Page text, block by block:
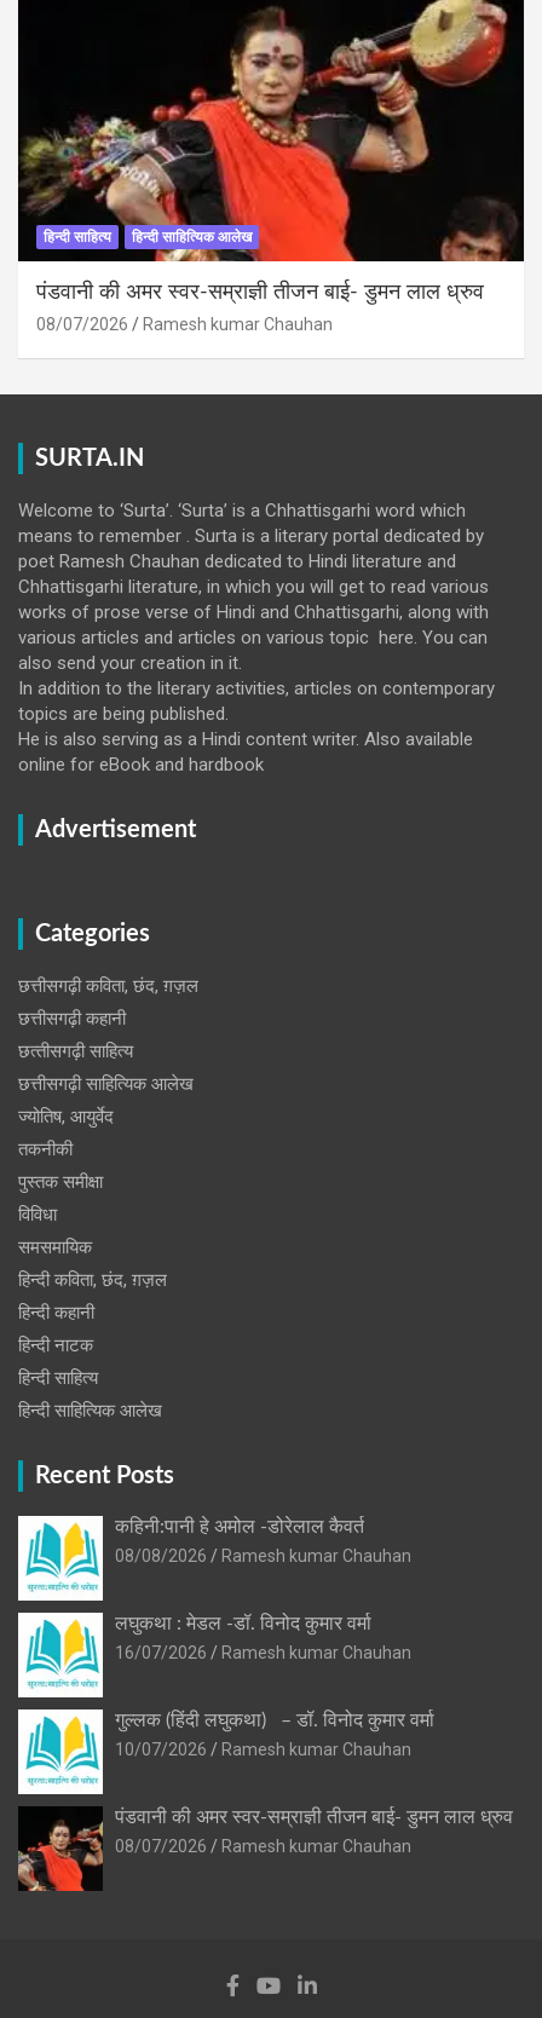
हिन्दी साहित्य हिन्दी साहित्यिक आलेख
पंडवानी की अमर स्वर-सम्राज्ञी तीजन बाई- डुमन लाल ध्रुव
08/07/2026 Ramesh kumar Chauhan
SURTA.IN
Welcome to ‘Surta’. ‘Surta’ is a Chhattisgarhi word which
means to remember . Surta is a literary portal dedicated by
poet Ramesh Chauhan dedicated to Hindi literature and
Chhattisgarhi literature, in which you will get to read various
works of prose verse of Hindi and Chhattisgarhi, along with
various articles and articles on various topic here. You can
also send your creation in it.
In addition to the literary activities, articles on contemporary
topics are being published.
He is also serving as a Hindi content writer. Also available
online for eBook and hardbook
Advertisement
Categories
छत्तीसगढ़ी कविता, छंद, ग़ज़ल
छत्तीसगढ़ी कहानी
छत्‍तीसगढ़ी साहित्‍य
छत्तीसगढ़ी साहित्यिक आलेख
ज्योतिष, आयुर्वेद
तकनीकी
पुस्‍तक समीक्षा
विविधा
समसमायिक
हिन्दी कविता, छंद, ग़ज़ल
हिन्दी कहानी
हिन्‍दी नाटक
हिन्दी साहित्य
हिन्दी साहित्यिक आलेख
Recent Posts
कहिनी:पानी हे अमोल -डोरेलाल कैवर्त
08/08/2026
Ramesh kumar Chauhan
लघुकथा : मेडल -डॉ. विनोद कुमार वर्मा
16/07/2026
Ramesh kumar Chauhan
गुल्लक (हिंदी लघुकथा) – डॉ. विनोद कुमार वर्मा
10/07/2026
Ramesh kumar Chauhan
पंडवानी की अमर स्वर-सम्राज्ञी तीजन बाई- डुमन लाल ध्रुव
08/07/2026
Ramesh kumar Chauhan